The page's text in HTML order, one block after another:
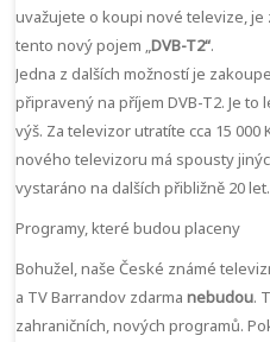
uvažujete o koupi nové televize,
tento nový pojem „DVB-T2“.
Jedna z dalších možností je
připravený na příjem DVB-T2. Je to
výš. Za televizor utratíte cca 15 000
nového televizoru má spousty
vystaráno na dalších přibližně 20 let.
Programy, které budou placeny
Bohužel, naše České známé
a TV Barrandov zdarmanebudou.
zahraničních, nových programů.